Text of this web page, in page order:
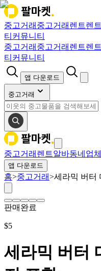
중고거래 중고거래 렌트렌트
티 커뮤니티
중고거래 중고거래 렌트렌트
티 커뮤니티
앱 다운로드
중고거래
중고거래 렌트알바동네업체
앱 다운로드
홈>중고거래>세라믹 버터
판매완료
$5
세라믹 버터